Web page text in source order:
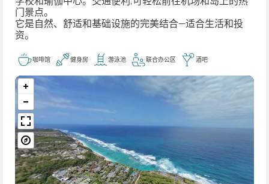
门景点。
它是自然、舒适和基础设施的完美结合—适合生活和投
资。
咖啡馆 健身房 游泳池 联合办公区 酒吧